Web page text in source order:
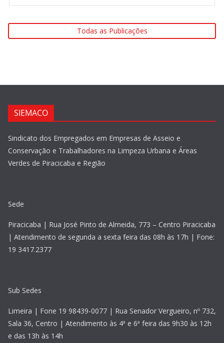
Todas as Publicações
SIEMACO
Sindicato dos Empregados em Empresas de Asseio e
Conservação e Trabalhadores na Limpeza Urbana e Áreas
Verdes de Piracicaba e Região
Sede
Piracicaba | Rua José Pinto de Almeida, 773 – Centro Piracicaba
| Atendimento de segunda a sexta feira das 08h às 17h | Fone:
19 3417.2377
Sub Sedes
Limeira | Fone 19 98439-0077 | Rua Senador Vergueiro, nº 732,
Sala 36, Centro | Atendimento às 4ª e 6ª feira das 9h30 às 12h
e das 13h às 14h